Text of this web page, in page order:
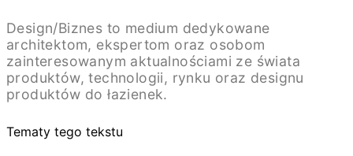
Design/Biznes to medium dedykowane
architektom, ekspertom oraz osobom
zainteresowanym aktualnościami ze świata
produktów, technologii, rynku oraz designu
produktów do łazienek.
Tematy tego tekstu